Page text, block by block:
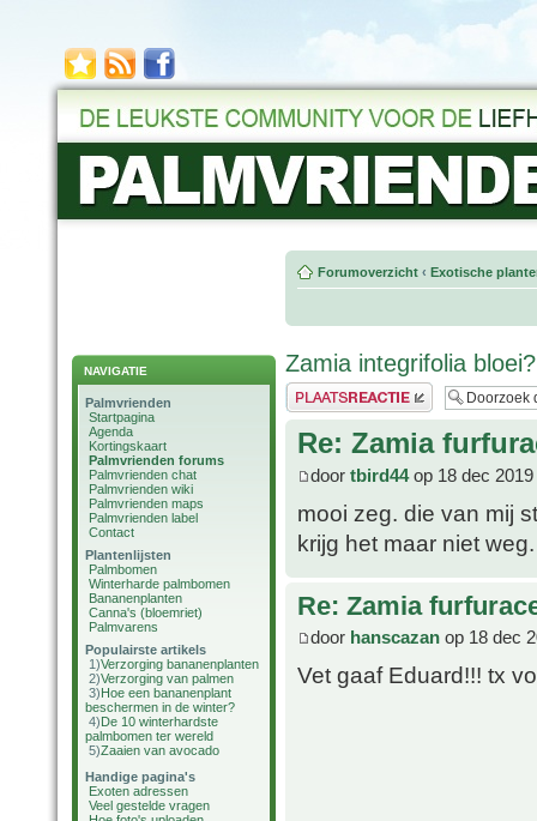
NAVIGATIE
Palmvrienden
Startpagina
Agenda
Kortingskaart
Palmvrienden forums
Palmvrienden chat
Palmvrienden wiki
Palmvrienden maps
Palmvrienden label
Contact
Plantenlijsten
Palmbomen
Winterharde palmbomen
Bananenplanten
Canna's (bloemriet)
Palmvarens
Populairste artikels
1)Verzorging bananenplanten
2)Verzorging van palmen
3)Hoe een bananenplant
beschermen in de winter?
4)De 10 winterhardste
palmbomen ter wereld
5)Zaaien van avocado
Handige pagina's
Exoten adressen
Veel gestelde vragen
Forumoverzicht ‹ Exotische
Zamia integrifolia bloei?
Plaats een reactie
Re: Zamia
door tbird44op 18 dec 2019
mooi zeg. die van mij
krijg het maar niet
Re: Zamia
door hanscazan op 18 dec
Vet gaaf Eduard!!! tx